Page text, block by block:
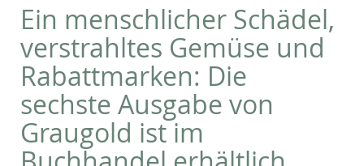
Ein menschlicher Schädel,
verstrahltes Gemüse und
Rabattmarken: Die
sechste Ausgabe von
Graugold ist im